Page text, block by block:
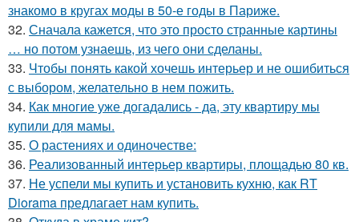
знакомо в кругах моды в 50-е годы в Париже.
32. Сначала кажется, что это просто странные картины
… но потом узнаешь, из чего они сделаны.
33. Чтобы понять какой хочешь интерьер и не ошибиться
с выбором, желательно в нем пожить.
34. Как многие уже догадались - да, эту квартиру мы
купили для мамы.
35. О растениях и одиночестве:
36. Реализованный интерьер квартиры, площадью 80 кв.
37. Не успели мы купить и установить кухню, как RT
Diorama предлагает нам купить.